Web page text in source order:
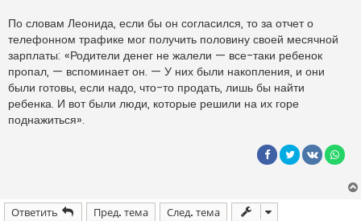
По словам Леонида, если бы он согласился, то за отчет о
телефонном трафике мог получить половину своей месячной
зарплаты: «Родители денег не жалели — все-таки ребенок
пропал, — вспоминает он. — У них были накопления, и они
были готовы, если надо, что-то продать, лишь бы найти
ребенка. И вот были люди, которые решили на их горе
поднажиться».
Ответить Пред. тема След. тема